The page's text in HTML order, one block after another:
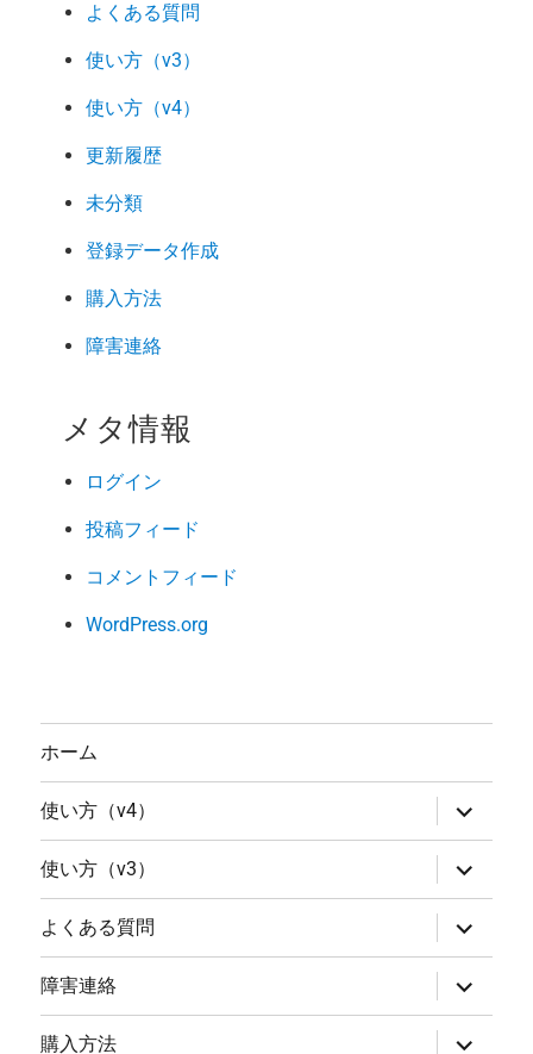
よくある質問
使い方（v3）
使い方（v4）
更新履歴
未分類
登録データ作成
購入方法
障害連絡
メタ情報
ログイン
投稿フィード
コメントフィード
WordPress.org
ホーム
使い方（v4）
サ
ブ
メ
ニ
ュ
ー
を
展
開
使い方（v3）
サ
ブ
メ
ニ
ュ
ー
を
展
開
よくある質問
サ
ブ
メ
ニ
ュ
ー
を
障害連絡
サ
ブ
メ
ニ
購入方法
サ